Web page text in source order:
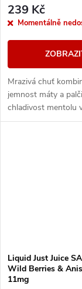
239 Kč
Momentálně
Mrazivá chuť
jemnost máty a
chladivost mentolu
s cooladou.
Liquid Just Juice
Wild Berries &
11mg